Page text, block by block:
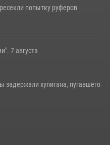
попытку руферов
7 августа
задержали хулигана, пугавшего